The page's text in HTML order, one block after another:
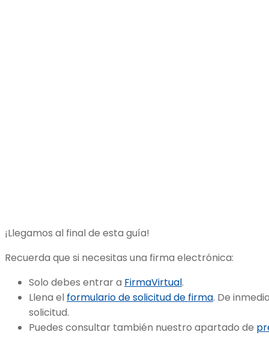
¡Llegamos al final de esta guía!
Recuerda que si necesitas una firma electrónica:
Solo debes entrar a FirmaVirtual.
Llena el formulario de solicitud de firma. De
solicitud.
Puedes consultar también nuestro apartado de